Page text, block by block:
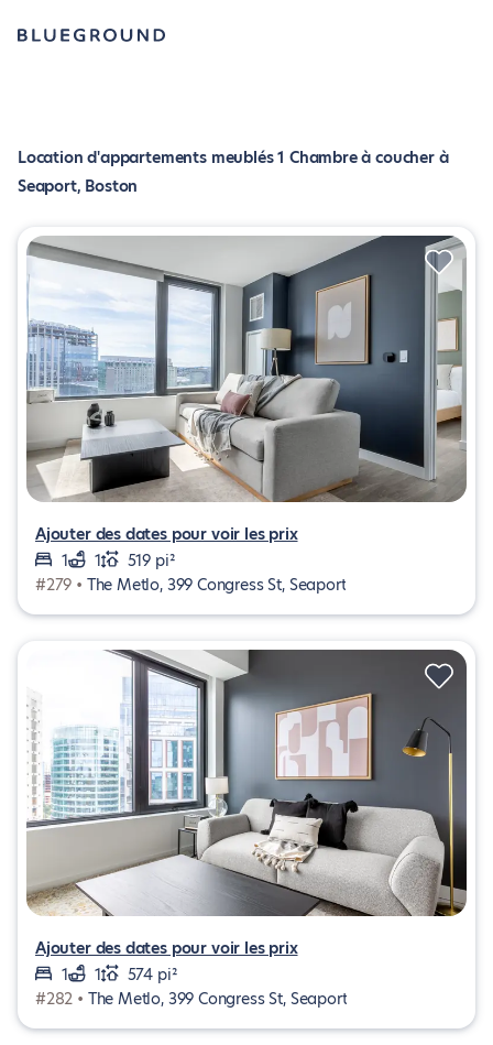
Location d'appartements meublés 1 Chambre à coucher à
Seaport, Boston
Ajouter des dates pour voir les prix
1
1
519 pi²
#279 • The Metlo, 399 Congress St, Seaport
Ajouter des dates pour voir les prix
1
1
574 pi²
#282 • The Metlo, 399 Congress St, Seaport